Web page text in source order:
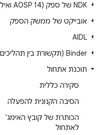
NDK של ספק (AOSP 14 ואילך)
אובייקט של ממשק הספק
AIDL
‫Binder (תקשורת בין תהליכים)
תוכנת אתחול
סקירה כללית
הסיבה הקנונית להפעלה
הכותרת של קובץ האימג'
לאתחול